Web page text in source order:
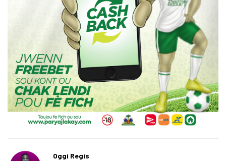
Oggi Regis